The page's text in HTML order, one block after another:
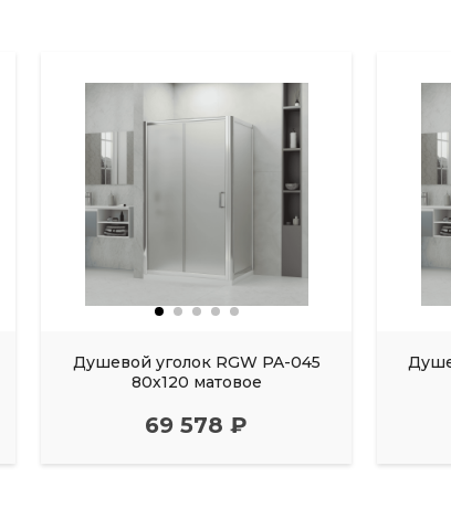
Душевой уголок RGW PA-045
80х120 матовое
69 578 ₽